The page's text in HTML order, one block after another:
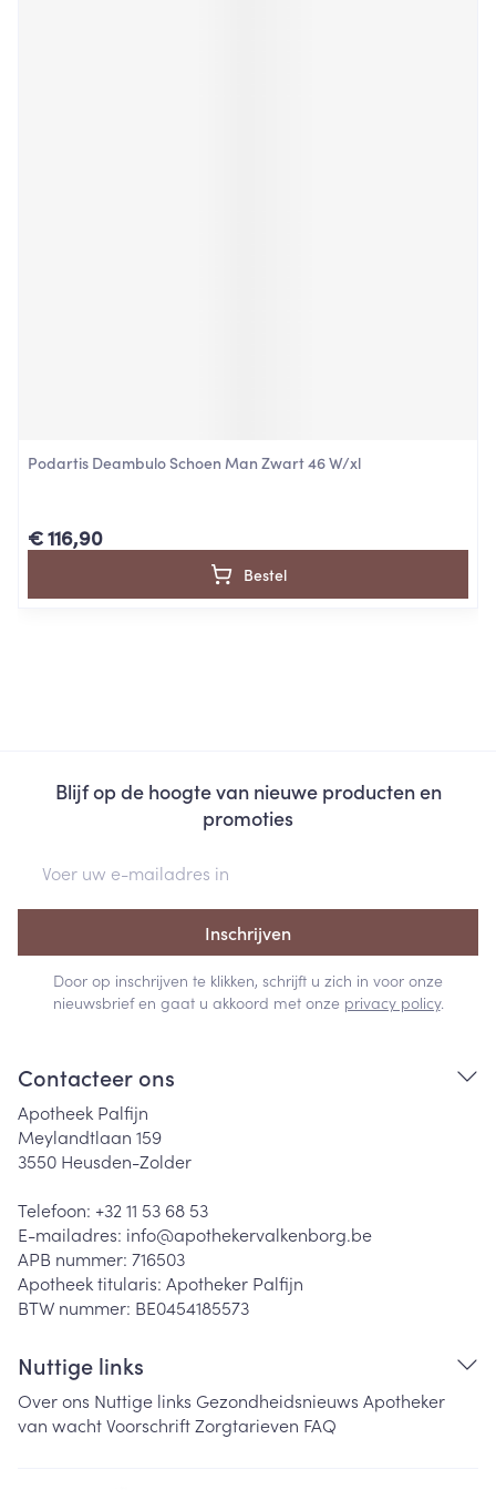
Podartis Deambulo Schoen Man Zwart 46 W/xl
€ 116,90
Bestel
Blijf op de hoogte van nieuwe producten en
promoties
Inschrijven
Door op inschrijven te klikken, schrijft u zich in voor onze
nieuwsbrief en gaat u akkoord met onze privacy policy.
Contacteer ons
Apotheek Palfijn
Meylandtlaan 159
3550 Heusden-Zolder
Telefoon: +32 11 53 68 53
E-mailadres: info@apothekervalkenborg.be
APB nummer: 716503
Apotheek titularis: Apotheker Palfijn
BTW nummer: BE0454185573
Nuttige links
Over ons Nuttige links Gezondheidsnieuws Apotheker
van wachtVoorschriftZorgtarieven FAQ